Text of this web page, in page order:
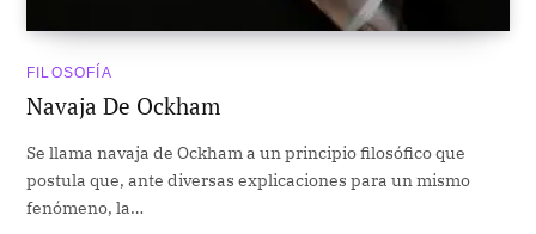
FILOSOFÍA
Navaja De Ockham
Se llama navaja de Ockham a un principio filosófico que
postula que, ante diversas explicaciones para un mismo
fenómeno, la…